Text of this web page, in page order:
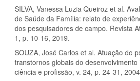
SILVA, Vanessa Luzia Queiroz et al.
de Saúde da Família: relato de
dos pesquisadores de campo. Revista
1, p. 10-16, 2019.
SOUZA, José Carlos et al. Atuação do
transtornos globais do desenvolvimento
ciência e profissão, v. 24, p. 24-31,